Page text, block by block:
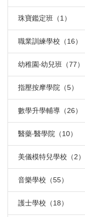
珠寶鑑定班（1）
職業訓練學校（16）
幼稚園‧幼兒班（77）
指壓按摩學院（5）
數學升學輔導（26）
醫藥‧醫學院（10）
美儀模特兒學校（2）
音樂學校（55）
護士學校（18）